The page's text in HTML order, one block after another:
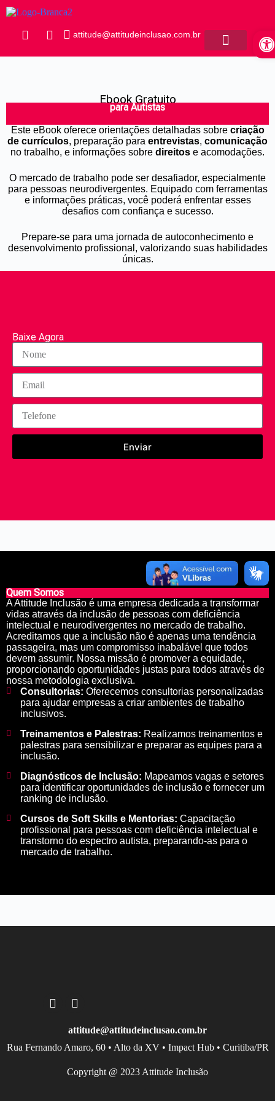
P
r
o
n
t
ú
d
attitude@attitudeinclusao.com.br
Ebook Gratuito
Guia Prático do Ambiente Corporativo
para Autistas
Este eBook oferece orientações detalhadas sobre criação
de currículos, preparação para entrevistas, comunicação
no trabalho, e informações sobre direitos e acomodações.
O mercado de trabalho pode ser desafiador, especialmente
para pessoas neurodivergentes. Equipado com ferramentas
e informações práticas, você poderá enfrentar esses
desafios com confiança e sucesso.
Prepare-se para uma jornada de autoconhecimento e
desenvolvimento profissional, valorizando suas habilidades
únicas.
Baixe Agora
Enviar
Quem Somos
A Attitude Inclusão é uma empresa dedicada a transformar
vidas através da inclusão de pessoas com deficiência
intelectual e neurodivergentes no mercado de trabalho.
Acreditamos que a inclusão não é apenas uma tendência
passageira, mas um compromisso inabalável que todos
devem assumir. Nossa missão é promover a equidade,
proporcionando oportunidades justas para todos através de
nossa metodologia exclusiva.
Consultorias: Oferecemos consultorias personalizadas
para ajudar empresas a criar ambientes de trabalho
inclusivos.
Treinamentos e Palestras: Realizamos treinamentos e
palestras para sensibilizar e preparar as equipes para a
inclusão.
Diagnósticos de Inclusão: Mapeamos vagas e setores
para identificar oportunidades de inclusão e fornecer um
ranking de inclusão.
Cursos de Soft Skills e Mentorias: Capacitação
profissional para pessoas com deficiência intelectual e
transtorno do espectro autista, preparando-as para o
mercado de trabalho.
attitude@attitudeinclusao.com.br
Rua Fernando Amaro, 60 • Alto da XV • Impact Hub • Curitiba/PR
Copyright @ 2023 Attitude Inclusão